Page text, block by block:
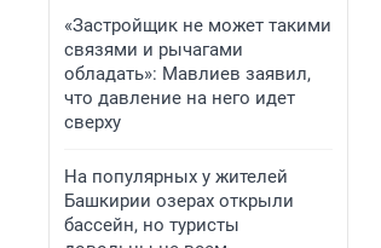
«Застройщик не может такими
связями и рычагами
обладать»: Мавлиев заявил,
что давление на него идет
сверху
На популярных у жителей
Башкирии озерах открыли
бассейн, но туристы